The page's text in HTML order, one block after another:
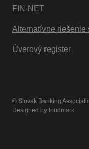
FIN-NET
Alternatívne riešenie
Úverový register
© Slovak Banking
Designed by loudmark